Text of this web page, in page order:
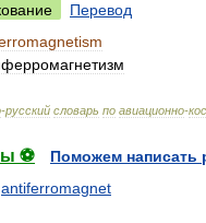
Перевод
-русский словарь по авиационно-
⚽
Поможем написать
antiferromagnet